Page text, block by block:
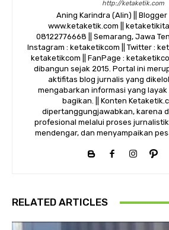
http://ketaketik.com
Aning Karindra (Alin) || Blogger
www.ketaketik.com ||
08122776668 || Semarang, Jawa
Instagram : ketaketikcom || Twitter :
ketaketikcom || FanPage :
dibangun sejak 2015. Portal ini
aktifitas blog jurnalis yang
mengabarkan informasi yang layak
bagikan. || Konten
dipertanggungjawabkan, karena
profesional melalui proses
mendengar, dan menyampaikan
RELATED ARTICLES